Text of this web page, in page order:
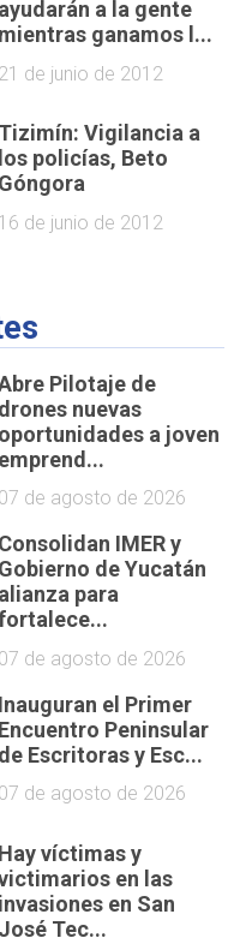
ayudarán a la gente
mientras ganamos l...
21 de junio de 2012
Tizimín: Vigilancia a
los policías, Beto
Góngora
16 de junio de 2012
Pilotaje de
drones nuevas
oportunidades a joven
emprend...
07 de agosto de 2026
Consolidan IMER y
Gobierno de Yucatán
alianza para
07 de agosto de 2026
Inauguran el Primer
Encuentro Peninsular
de Escritoras y Esc...
07 de agosto de 2026
Hay víctimas y
en las
invasiones en San
José Tec...